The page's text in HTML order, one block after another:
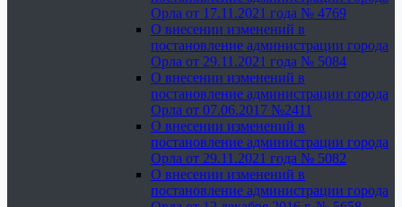
Орла от 17.11.2021 года № 4769
О внесении изменений в
постановление администрации города
Орла от 29.11.2021 года № 5084
О внесении изменений в
постановление администрации города
Орла от 07.06.2017 №2411
О внесении изменений в
постановление администрации города
Орла от 29.11.2021 года № 5082
О внесении изменений в
постановление администрации города